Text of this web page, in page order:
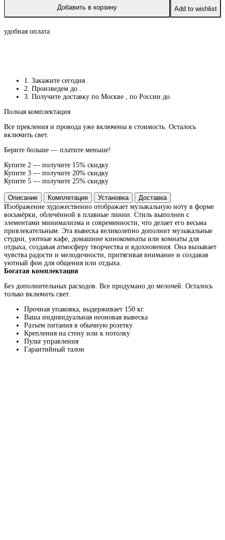
Добавить в корзину Add to wishlist
удобная оплата
1. Закажите сегодня
2. Произведем до
3. Получите доставку по Москве
, по России до
Полная комплектация
Все прекления и провода уже включены в стоимость. Осталось
включить свет.
Берите больше — платите меньше!
Купите 2 — получите 15% скидку
Купите 3 — получите 20% скидку
Купите 5 — получите 25% скидку
Описание Комплетация Установка
Доставка
Изображение художественно отображает музыкальную ноту в форме
восьмёрки, облечённой в плавные линии. Стиль выполнен с
элементами минимализма и современности, что делает его весьма
привлекательным. Эта вывеска великолепно дополнит музыкальные
студии, уютные кафе, домашние кинокомнаты или комнаты для
отдыха, создавая атмосферу творчества и вдохновения. Она вызывает
чувства радости и мелодичности, притягивая внимание и создавая
уютный фон для общения или отдыха.
Богатая комплектация
Без дополнительных расходов. Все продумано до мелочей. Осталось
только включить свет.
Прочная упаковка, выдерживает 150 кг.
Ваша индивидуальная неоновая вывеска
Разъем питания в обычную розетку
Крепления на стену или к потолку
Пульт управления
Гарантийный талон